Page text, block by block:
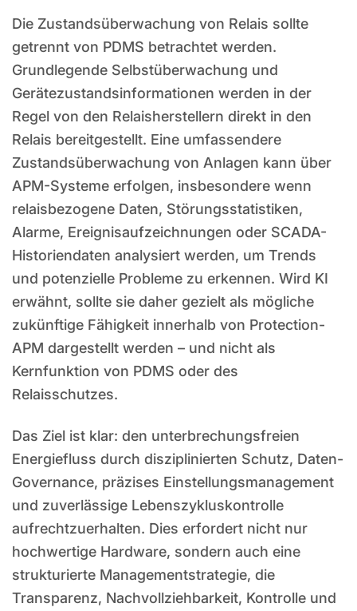
Die Zustandsüberwachung von Relais sollte
getrennt von PDMS betrachtet werden.
Grundlegende Selbstüberwachung und
Gerätezustandsinformationen werden in der
Regel von den Relaisherstellern direkt in den
Relais bereitgestellt. Eine umfassendere
Zustandsüberwachung von Anlagen kann über
APM-Systeme erfolgen, insbesondere wenn
relaisbezogene Daten, Störungsstatistiken,
Alarme, Ereignisaufzeichnungen oder SCADA-
Historiendaten analysiert werden, um Trends
und potenzielle Probleme zu erkennen. Wird KI
erwähnt, sollte sie daher gezielt als mögliche
zukünftige Fähigkeit innerhalb von Protection-
APM dargestellt werden – und nicht als
Kernfunktion von PDMS oder des
Relaisschutzes.
Das Ziel ist klar: den unterbrechungsfreien
Energiefluss durch disziplinierten Schutz, Daten-
Governance, präzises Einstellungsmanagement
und zuverlässige Lebenszykluskontrolle
aufrechtzuerhalten. Dies erfordert nicht nur
hochwertige Hardware, sondern auch eine
strukturierte Managementstrategie, die
Transparenz, Nachvollziehbarkeit, Kontrolle und